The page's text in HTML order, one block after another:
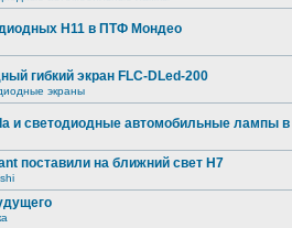
диодных Н11 в ПТФ Мондео
гибкий экран FLC-DLed-200
экраны
и светодиодные автомобильные лампы в
поставили на ближний свет H7